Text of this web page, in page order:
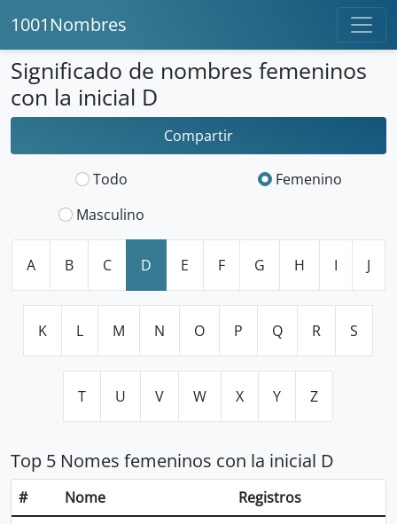
1001Nombres
Significado de nombres femeninos
con la inicial D
Compartir
Todo
Femenino
Masculino
A B C D E F G H I J
K L M N O P Q R S
T U V W X Y Z
Top 5 Nomes femeninos con la inicial D
# Nome
Registros